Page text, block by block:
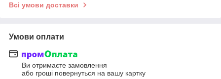
Всі умови доставки
Умови оплати
Ви отримаєте замовлення
або гроші повернуться на вашу картку